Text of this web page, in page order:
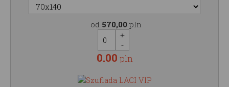
od 570,00 pln
0.00 pln